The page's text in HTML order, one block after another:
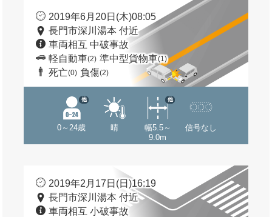
2019年6月20日(木)08:05
長門市深川湯本 付近
車両相互 中破事故
軽自動車(2) 準中型貨物車(1)
死亡(0) 負傷(2)
0～24歳
他
晴
幅5.5～
9.0m
他
信号なし
2019年2月17日(日)16:19
長門市深川湯本 付近
車両相互 小破事故